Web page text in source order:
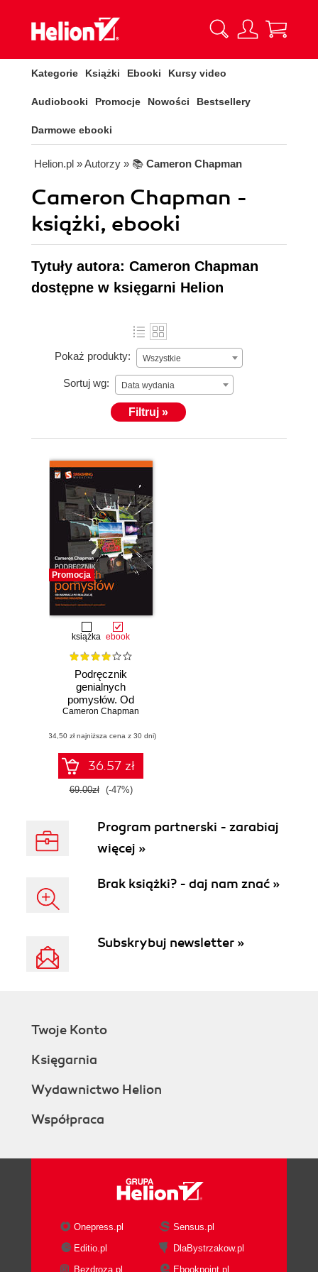
Kategorie Książki Ebooki Kursy video
Audiobooki Promocje Nowości Bestsellery
Darmowe ebooki
Helion.pl » Autorzy » 📚 Cameron Chapman
Cameron Chapman -
książki, ebooki
Tytuły autora: Cameron Chapman
dostępne w księgarni Helion
Pokaż produkty: Wszystkie
Sortuj wg: Data wydania
Filtruj »
Promocja
książka ebook
Podręcznik
genialnych
pomysłów. Od
inspiracji po
Smashing
Magazine
Cameron Chapman
(34,50 zł najniższa cena z 30 dni)
36.57 zł
69.00zł (-47%)
Program partnerski - zarabiaj
więcej »
Brak książki? - daj nam znać »
Subskrybuj newsletter »
Twoje Konto
Księgarnia
Wydawnictwo Helion
Współpraca
Onepress.pl
Sensus.pl
Editio.pl
DlaBystrzakow.pl
Bezdroza.pl
Ebookpoint.pl